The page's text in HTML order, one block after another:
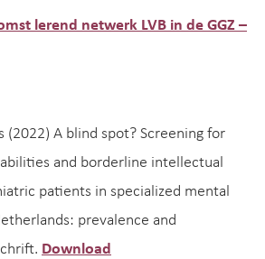
lerend netwerk LVB in de GGZ –
(2022) A blind spot? Screening for
and borderline intellectual
patients in specialized mental
prevalence and
Download